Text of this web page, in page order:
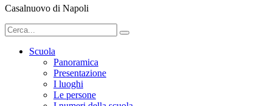
Casalnuovo di Napoli
Scuola
Panoramica
Presentazione
I luoghi
Le persone